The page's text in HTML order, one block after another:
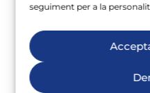
seguiment per a la
les seves oficines
nova tecnologia
forma més àgil, a un
l’estat de la qualitat de